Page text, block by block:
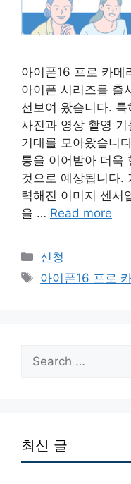
아이폰16 프로 카메
아이폰 시리즈를 출
선보여 왔습니다.
사진과 영상 촬영
기대를 모아왔습니
통을 이어받아 더욱
것으로 예상됩니다.
력해진 이미지 센서
을 … Read more
Categories
신청
Tags
아이폰16 프로
for:
최신 글